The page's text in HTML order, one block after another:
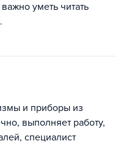
уметь читать
и приборы из
выполняет работу,
специалист